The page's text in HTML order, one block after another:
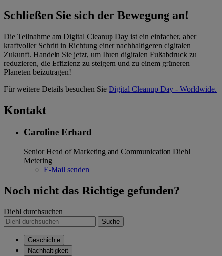
Schließen Sie sich der Bewegung an!
Die Teilnahme am Digital Cleanup Day ist ein einfacher, aber
kraftvoller Schritt in Richtung einer nachhaltigeren digitalen
Zukunft. Handeln Sie jetzt, um Ihren digitalen Fußabdruck zu
reduzieren, die Effizienz zu steigern und zu einem grüneren
Planeten beizutragen!
Für weitere Details besuchen Sie Digital Cleanup Day - Worldwide.
Kontakt
Caroline Erhard
Senior Head of Marketing and Communication Diehl
Metering
E-Mail senden
Noch nicht das Richtige gefunden?
Diehl durchsuchen
Suche
Geschichte
Nachhaltigkeit